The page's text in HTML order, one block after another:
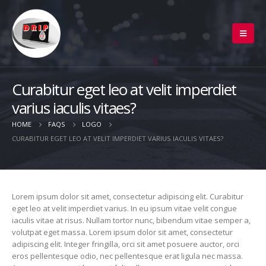
Curabitur eget leo at velit imperdiet
varius iaculis vitaes?
HOME FAQS
LOGO
CURABITUR EGET LEO AT VELIT IMPERDIET VARIUS IACULIS VITAES?
Lorem ipsum dolor sit amet, consectetur adipiscing elit. Curabitur
eget leo at velit imperdiet varius. In eu ipsum vitae velit congue
iaculis vitae at risus. Nullam tortor nunc, bibendum vitae semper a,
volutpat eget massa. Lorem ipsum dolor sit amet, consectetur
adipiscing elit. Integer fringilla, orci sit amet posuere auctor, orci
eros pellentesque odio, nec pellentesque erat ligula nec massa.